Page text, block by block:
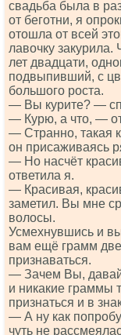
свадьба была в
от беготни, я
отошла от всей
лавочку
лет двадцати,
подвыпивший, с
большого роста.
— Вы курите? —
— Курю, а что, —
— Странно, такая
он присаживаясь
— Но насчёт
ответила я.
— Красивая,
заметил. Вы мне
волосы.
Усмехнувшись и
вам ещё грамм
признаваться.
— Зачем Вы,
и никакие граммы
признаться и в
— А ну как
чуть не